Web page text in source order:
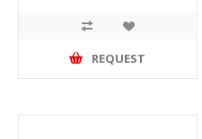
REQUEST